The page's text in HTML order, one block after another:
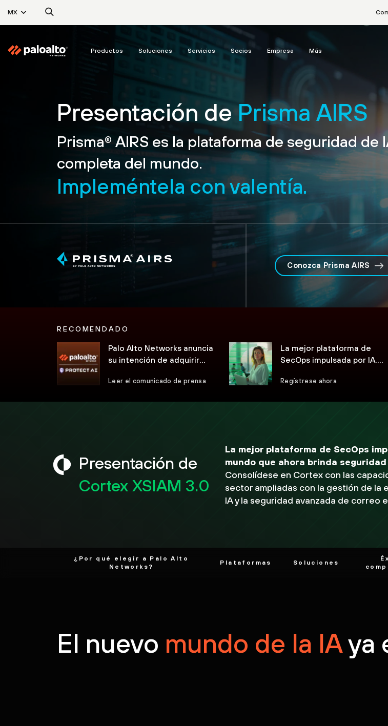
MX
Productos Soluciones Servicios Socios Empresa Más
Presentación dePrisma AIRS
Prisma® AIRS es la plataforma de seguridad de
completa del mundo.
Impleméntela con valentía.
Conozca Prisma AIRS
RECOMENDADO
Palo Alto Networks anuncia
su intención de adquirir
Leer el comunicado de prensa
La mejor plataforma de
SecOps impulsada por IA.
Regístrese ahora
Presentación de
Cortex XSIAM 3.0
La mejor plataforma de SecOps
mundo que ahora brinda
Consolídese en Cortex con las
sector ampliadas con la gestión de la
IA y la seguridad avanzada de correo
¿Por qué elegir a Palo Alto
Networks?
Plataformas Soluciones
El nuevo mundo de la IAya